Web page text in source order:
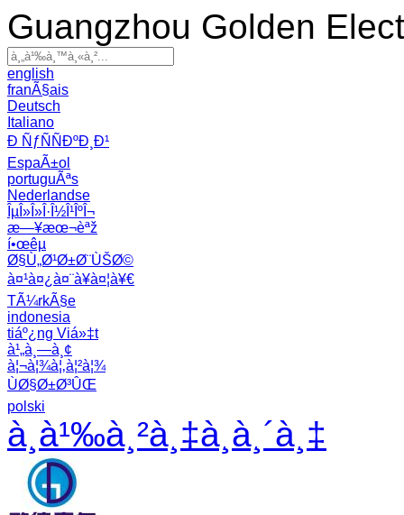
Guangzhou Golden
english
franÃ§ais
Deutsch
Italiano
Ð ÑƒÑÑÐºÐ¸Ð¹
EspaÃ±ol
portuguÃªs
Nederlandse
ÎµÎ»Î»Î·Î½Î¹ÎºÎ¬
æ—¥æœ¬èªž
í•œêµ­
Ø§Ù„Ø¹Ø±Ø¨ÙŠØ©
à¤¹à¤¿à¤¨à¥à¤¦à¥€
TÃ¼rkÃ§e
indonesia
tiáº¿ng Viá»‡t
à¹„à¸—à¸¢
à¦¬à¦¾à¦‚à¦²à¦¾
ÙØ§Ø±Ø³ÛŒ
polski
à¸­à¹‰à¸²à¸‡à¸­à¸´à¸‡